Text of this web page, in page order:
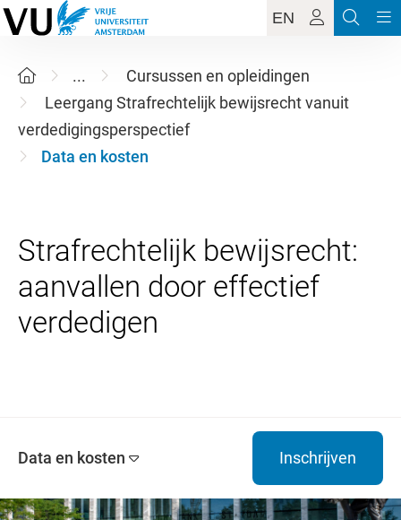
EN
...
Cursussen en opleidingen
Leergang Strafrechtelijk bewijsrecht vanuit
verdedigingsperspectief
Data en kosten
Strafrechtelijk bewijsrecht:
aanvallen door effectief
verdedigen
Data en kosten Inschrijven